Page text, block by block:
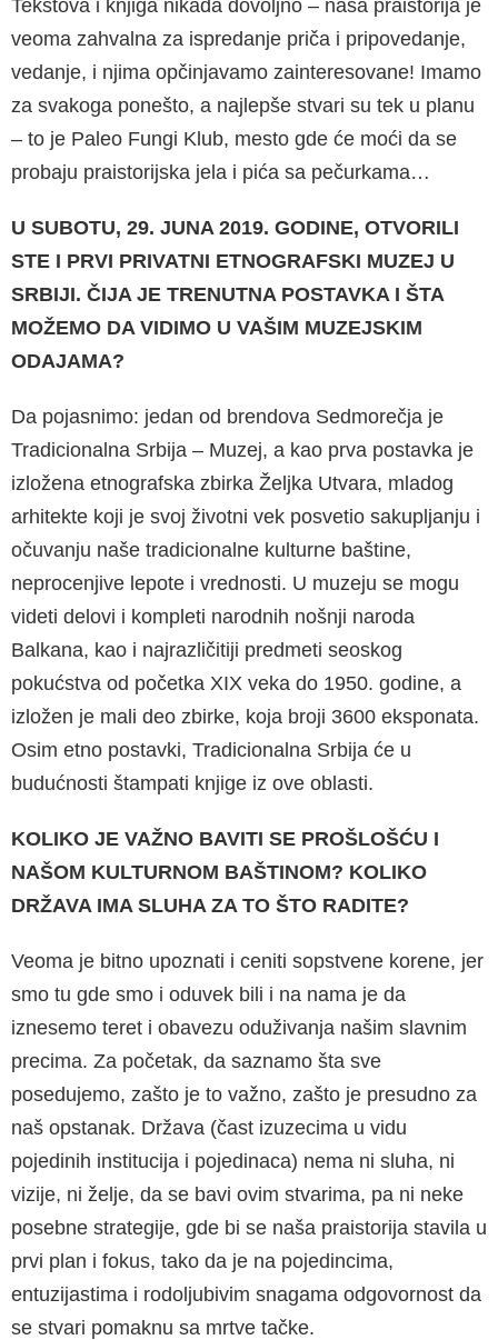
Tekstova i knjiga nikada dovoljno – naša praistorija je
veoma zahvalna za ispredanje priča i pripovedanje,
vedanje, i njima opčinjavamo zainteresovane! Imamo
za svakoga ponešto, a najlepše stvari su tek u planu
– to je Paleo Fungi Klub, mesto gde će moći da se
probaju praistorijska jela i pića sa pečurkama…
U SUBOTU, 29. JUNA 2019. GODINE, OTVORILI
STE I PRVI PRIVATNI ETNOGRAFSKI MUZEJ U
SRBIJI. ČIJA JE TRENUTNA POSTAVKA I ŠTA
MOŽEMO DA VIDIMO U VAŠIM MUZEJSKIM
ODAJAMA?
Da pojasnimo: jedan od brendova Sedmorečja je
Tradicionalna Srbija – Muzej, a kao prva postavka je
izložena etnografska zbirka Željka Utvara, mladog
arhitekte koji je svoj životni vek posvetio sakupljanju i
očuvanju naše tradicionalne kulturne baštine,
neprocenjive lepote i vrednosti. U muzeju se mogu
videti delovi i kompleti narodnih nošnji naroda
Balkana, kao i najrazličitiji predmeti seoskog
pokućstva od početka XIX veka do 1950. godine, a
izložen je mali deo zbirke, koja broji 3600 eksponata.
Osim etno postavki, Tradicionalna Srbija će u
budućnosti štampati knjige iz ove oblasti.
KOLIKO JE VAŽNO BAVITI SE PROŠLOŠĆU I
NAŠOM KULTURNOM BAŠTINOM? KOLIKO
DRŽAVA IMA SLUHA ZA TO ŠTO RADITE?
Veoma je bitno upoznati i ceniti sopstvene korene, jer
smo tu gde smo i oduvek bili i na nama je da
iznesemo teret i obavezu oduživanja našim slavnim
precima. Za početak, da saznamo šta sve
posedujemo, zašto je to važno, zašto je presudno za
naš opstanak. Država (čast izuzecima u vidu
pojedinih institucija i pojedinaca) nema ni sluha, ni
vizije, ni želje, da se bavi ovim stvarima, pa ni neke
posebne strategije, gde bi se naša praistorija stavila u
prvi plan i fokus, tako da je na pojedincima,
entuzijastima i rodoljubivim snagama odgovornost da
se stvari pomaknu sa mrtve tačke.